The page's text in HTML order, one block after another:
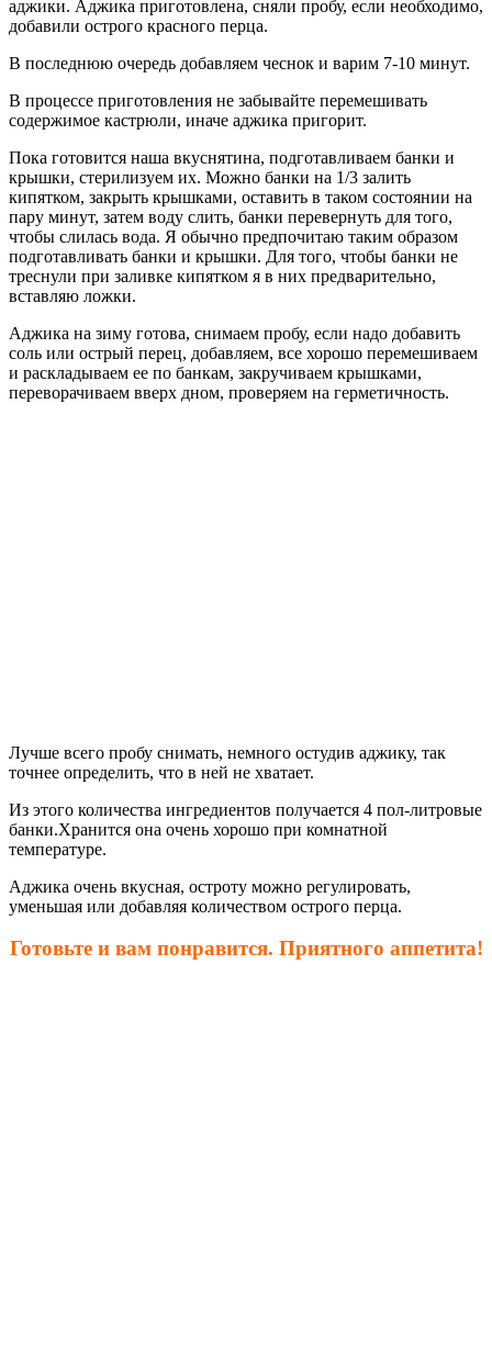
аджики. Аджика приготовлена, сняли пробу, если необходимо,
добавили острого красного перца.
В последнюю очередь добавляем чеснок и варим 7-10 минут.
В процессе приготовления не забывайте перемешивать
содержимое кастрюли, иначе аджика пригорит.
Пока готовится наша вкуснятина, подготавливаем банки и
крышки, стерилизуем их. Можно банки на 1/3 залить
кипятком, закрыть крышками, оставить в таком состоянии на
пару минут, затем воду слить, банки перевернуть для того,
чтобы слилась вода. Я обычно предпочитаю таким образом
подготавливать банки и крышки. Для того, чтобы банки не
треснули при заливке кипятком я в них предварительно,
вставляю ложки.
Аджика на зиму готова, снимаем пробу, если надо добавить
соль или острый перец, добавляем, все хорошо перемешиваем
и раскладываем ее по банкам, закручиваем крышками,
переворачиваем вверх дном, проверяем на герметичность.
Лучше всего пробу снимать, немного остудив аджику, так
точнее определить, что в ней не хватает.
Из этого количества ингредиентов получается 4 пол-литровые
банки.Хранится она очень хорошо при комнатной
температуре.
Аджика очень вкусная, остроту можно регулировать,
уменьшая или добавляя количеством острого перца.
Готовьте и вам понравится. Приятного аппетита!